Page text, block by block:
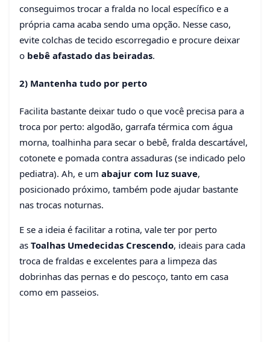
conseguimos trocar a fralda no local específico e a
própria cama acaba sendo uma opção. Nesse caso,
evite colchas de tecido escorregadio e procure deixar
o bebê afastado das beiradas.
2) Mantenha tudo por perto
Facilita bastante deixar tudo o que você precisa para a
troca por perto: algodão, garrafa térmica com água
morna, toalhinha para secar o bebê, fralda descartável,
cotonete e pomada contra assaduras (se indicado pelo
pediatra). Ah, e um abajur com luz suave,
posicionado próximo, também pode ajudar bastante
nas trocas noturnas.
E se a ideia é facilitar a rotina, vale ter por perto
as Toalhas Umedecidas Crescendo, ideais para cada
troca de fraldas e excelentes para a limpeza das
dobrinhas das pernas e do pescoço, tanto em casa
como em passeios.